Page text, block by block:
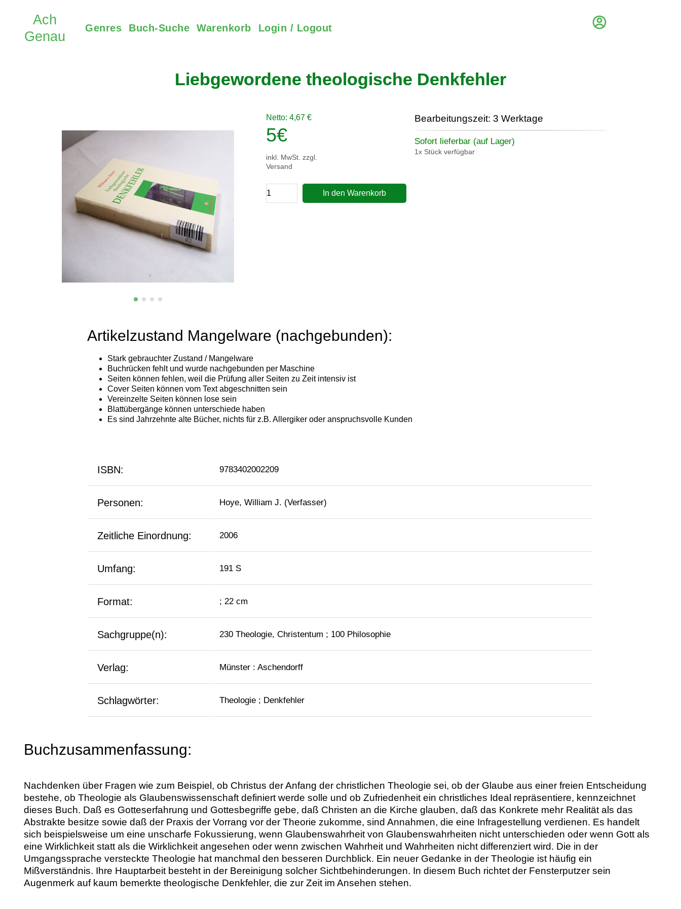
Genres Buch-Suche Warenkorb Login / Logout
Liebgewordene theologische Denkfehler
Netto: 4,67 €
5€
inkl. MwSt. zzgl.
Versand
In den Warenkorb
Bearbeitungszeit: 3 Werktage
Sofort lieferbar (auf Lager)
1x Stück verfügbar
ISBN: 9783402002209
Personen: Hoye, William J. (Verfasser)
Zeitliche Einordnung: 2006
Umfang: 191 S
Format: ; 22 cm
Sachgruppe(n): 230 Theologie, Christentum ; 100 Philosophie
Verlag: Münster : Aschendorff
Schlagwörter: Theologie ; Denkfehler
Buchzusammenfassung:
Nachdenken über Fragen wie zum Beispiel, ob Christus der Anfang der christlichen Theologie sei, ob der Glaube aus einer freien Entscheidung
bestehe, ob Theologie als Glaubenswissenschaft definiert werde solle und ob Zufriedenheit ein christliches Ideal repräsentiere, kennzeichnet
dieses Buch. Daß es Gotteserfahrung und Gottesbegriffe gebe, daß Christen an die Kirche glauben, daß das Konkrete mehr Realität als das
Abstrakte besitze sowie daß der Praxis der Vorrang vor der Theorie zukomme, sind Annahmen, die eine Infragestellung verdienen. Es handelt
sich beispielsweise um eine unscharfe Fokussierung, wenn Glaubenswahrheit von Glaubenswahrheiten nicht unterschieden oder wenn Gott als
eine Wirklichkeit statt als die Wirklichkeit angesehen oder wenn zwischen Wahrheit und Wahrheiten nicht differenziert wird. Die in der
Umgangssprache versteckte Theologie hat manchmal den besseren Durchblick. Ein neuer Gedanke in der Theologie ist häufig ein
Mißverständnis. Ihre Hauptarbeit besteht in der Bereinigung solcher Sichtbehinderungen. In diesem Buch richtet der Fensterputzer sein
Augenmerk auf kaum bemerkte theologische Denkfehler, die zur Zeit im Ansehen stehen.